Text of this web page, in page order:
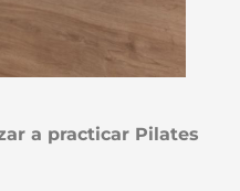
a practicar Pilates